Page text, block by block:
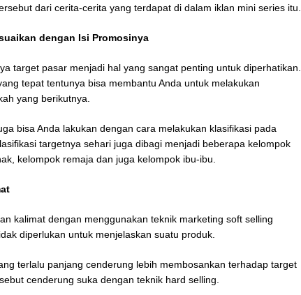
dari cerita-cerita yang terdapat di dalam iklan mini series itu.
dengan Isi Promosinya
target pasar menjadi hal yang sangat penting untuk diperhatikan.
tepat tentunya bisa membantu Anda untuk melakukan
yang berikutnya.
bisa Anda lakukan dengan cara melakukan klasifikasi pada
targetnya sehari juga dibagi menjadi beberapa kelompok
kelompok remaja dan juga kelompok ibu-ibu.
kalimat dengan menggunakan teknik marketing soft selling
diperlukan untuk menjelaskan suatu produk.
terlalu panjang cenderung lebih membosankan terhadap target
cenderung suka dengan teknik hard selling.